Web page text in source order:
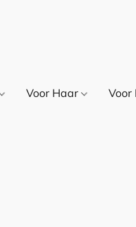
Voor Haar